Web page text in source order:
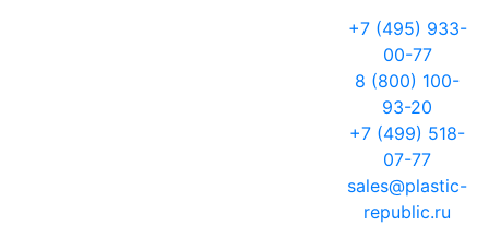
+7 (495) 933-
00-77
8 (800) 100-
93-20
+7 (499) 518-
07-77
sales@plastic-
republic.ru